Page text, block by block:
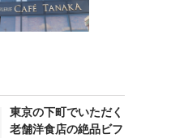
東京の下町でいただく
老舗洋食店の絶品ビフ